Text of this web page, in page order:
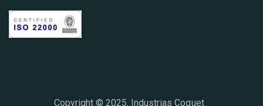
Copyright © 2025. Industrias Coq​uet